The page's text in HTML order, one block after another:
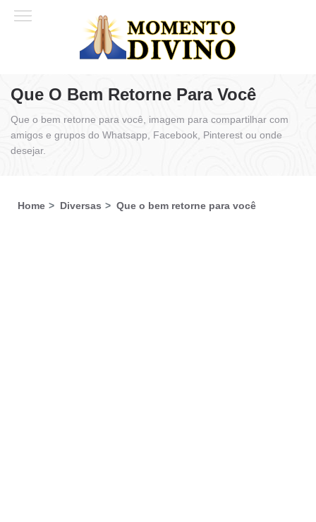
Que O Bem Retorne Para Você
Que o bem retorne para você, imagem para compartilhar com
amigos e grupos do Whatsapp, Facebook, Pinterest ou onde
desejar.
Home Diversas Que o bem retorne para você